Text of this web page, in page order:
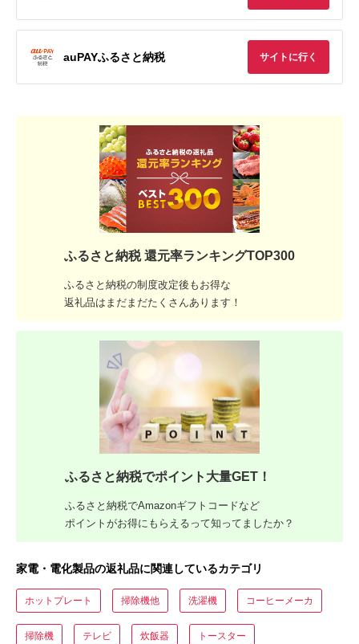
auPAYふるさと納税 サイトに行く
ふるさと納税 還元率ランキングTOP300
ふるさと納税の制度改定後もお得な
返礼品はまだまだたくさんあります！
ふるさと納税でポイント大量GET！
ふるさと納税でAmazonギフトコードなど
ポイントがお得にもらえるって知ってましたか？
家電・電化製品の返礼品に関連しているカテゴリ
ホットプレート 掃除機他 洗濯機 コーヒーメーカ
掃除機 テレビ 炊飯器 トースター